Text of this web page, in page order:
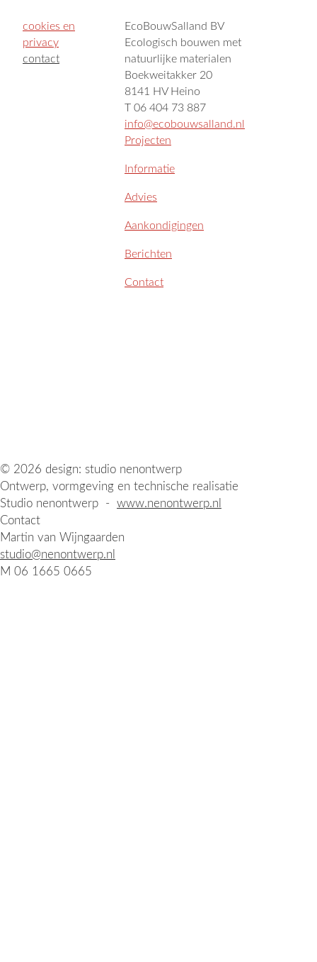
cookies en
privacy
contact
EcoBouwSalland BV
Ecologisch bouwen met
natuurlijke materialen
Boekweitakker 20
8141 HV Heino
T 06 404 73 887
info@ecobouwsalland.nl
Projecten
Informatie
Advies
Aankondigingen
Berichten
Contact
© 2026 design: studio nenontwerp
Ontwerp, vormgeving en technische realisatie
Studio nenontwerp - www.nenontwerp.nl
Contact
Martin van Wijngaarden
studio@nenontwerp.nl
M 06 1665 0665